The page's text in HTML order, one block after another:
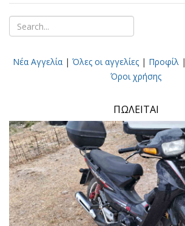
Νέα Αγγελία| Όλες οι αγγελίες| Προφίλ|
Όροι χρήσης
ΠΩΛΕΙΤΑΙ